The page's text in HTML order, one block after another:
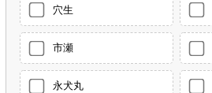
穴生
市瀬
永犬丸